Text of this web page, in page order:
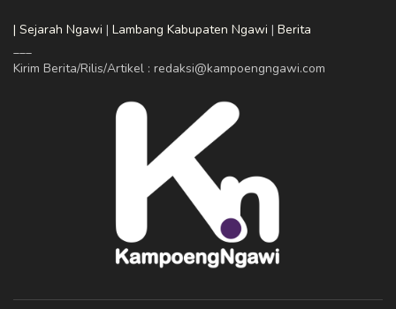
| Sejarah Ngawi | Lambang Kabupaten Ngawi | Berita
Kirim Berita/Rilis/Artikel : redaksi@kampoengngawi.com